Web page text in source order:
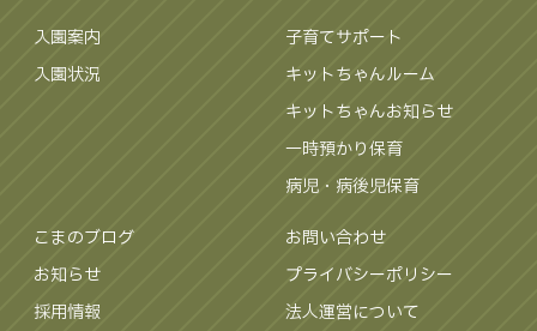
入園案内
入園状況
子育てサポート
キットちゃんルーム
キットちゃんお知らせ
一時預かり保育
病児・病後児保育
こまのブログ
お知らせ
採用情報
お問い合わせ
プライバシーポリシー
法人運営について